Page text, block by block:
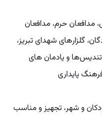
حرم، مدافعان
گلزارهای شهدای تبریز،
و یادمان های
پایداری
و شهر، تجهیز و مناسب